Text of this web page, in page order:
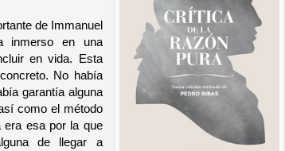
de Immanuel
inmerso en una
en vida. Esta
No había
garantía alguna
como el método
era esa por la que
de llegar a